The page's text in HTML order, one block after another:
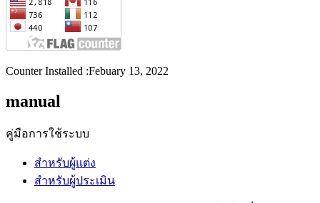
Counter Installed :Febuary 13, 2022
manual
คู่มือการใช้ระบบ
สำหรับผู้แต่ง
สำหรับผู้ประเมิน